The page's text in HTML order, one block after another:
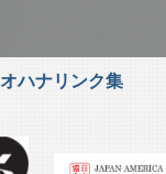
オハナリンク集